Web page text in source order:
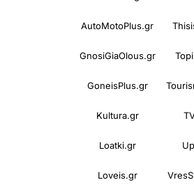
AutoMotoPlus.gr
GnosiGiaOlous.gr
GoneisPlus.gr
Kultura.gr
Loatki.gr
Loveis.gr